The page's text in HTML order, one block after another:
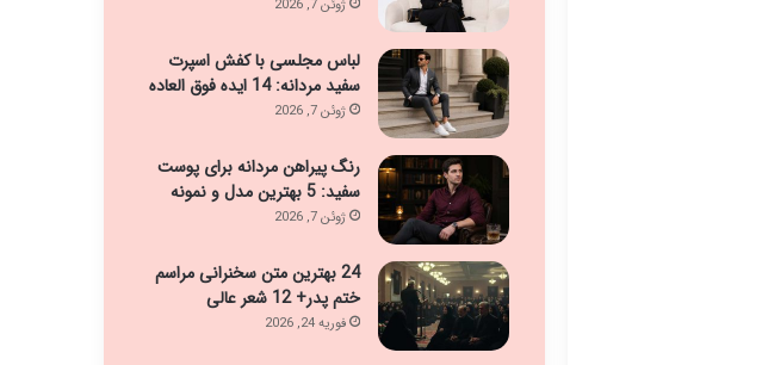
ژوئن 7, 2026
لباس مجلسی با کفش اسپرت
سفید مردانه: 14 ایده فوق العاده
ژوئن 7, 2026
رنگ پیراهن مردانه برای پوست
سفید: 5 بهترین مدل و نمونه
ژوئن 7, 2026
24 بهترین متن سخنرانی مراسم
ختم پدر+ 12 شعر عالی
فوریه 24, 2026